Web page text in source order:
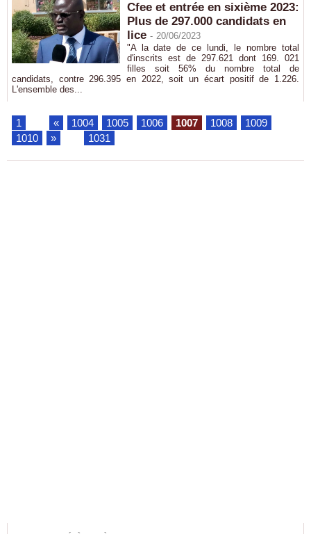
Cfee et entrée en sixième 2023:
Plus de 297.000 candidats en
lice - 20/06/2023
"A la date de ce lundi, le nombre total
d'inscrits est de 297.621 dont 169. 021
filles soit 56% du nombre total de
candidats, contre 296.395 en 2022, soit un écart positif de 1.226.
L'ensemble des...
1 « 1004 1005 1006 1007 1008
1009
1010
» 1031